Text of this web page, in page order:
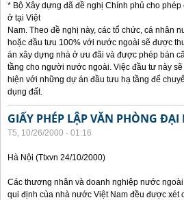
* Bộ Xây dựng đã đề nghị Chính phủ cho
ở tại Việt
Nam. Theo đề nghị này, các tổ chức, cá
hoặc đầu tưu 100% với nước ngoài sẽ được
án xây dựng nhà ở ưu đãi và được phép bán
tầng cho người nước ngoài. Việc đầu tư này
hiện với những dự án đầu tưu hạ tầng để
dụng đất.
GIẤY PHÉP LẬP VĂN PHÒNG
T5, 10/26/2000 - 01:16
Hà Nội (Ttxvn 24/10/2000)
Các thương nhân và doanh nghiệp nước
qui định của nhà nước Việt Nam đều được xét